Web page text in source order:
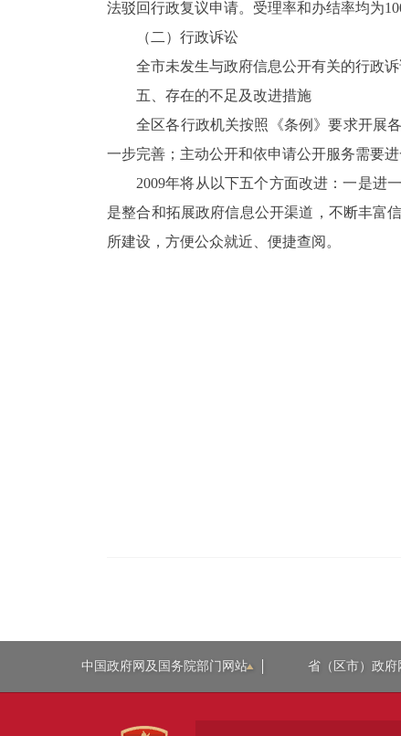
法驳回行政复议申请。受理率和办结率均为
（二）行政诉讼
全市未发生与政府信息公开有关的行政诉
五、存在的不足及改进措施
全区各行政机关按照《条例》要求开展
一步完善；主动公开和依申请公开服务需要
2009年将从以下五个方面改进：一是进
是整合和拓展政府信息公开渠道，不断丰富
所建设，方便公众就近、便捷查阅。
中国政府网及国务院部门网站 省（区市）政府